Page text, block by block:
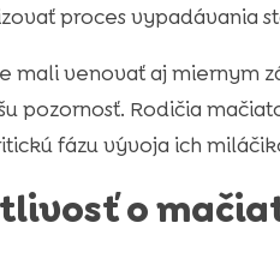
proces vypadávania
mali venovať aj miernym
pozornosť. Rodičia
fázu vývoja ich
o